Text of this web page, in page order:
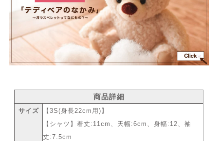
商品詳細
サイズ
【3S(身長22cm用)】
【シャツ】着丈:11cm、天幅:6cm、身幅:12、袖
丈:7.5cm